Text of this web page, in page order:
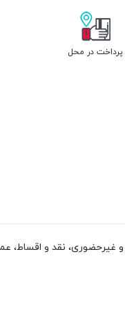
پرداخت در محل
از چین و دوبی، به صورت حضوری و